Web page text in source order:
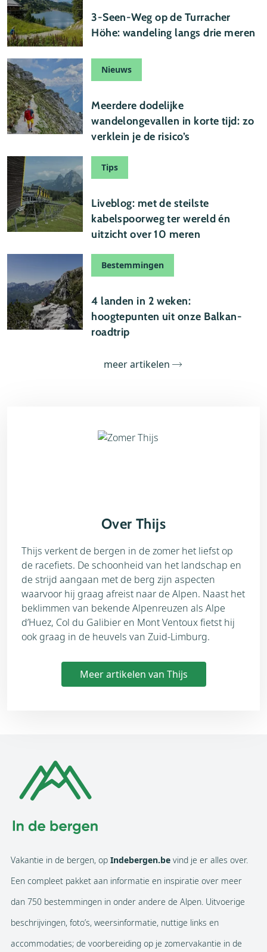
3-Seen-Weg op de Turracher
Höhe: wandeling langs drie meren
Nieuws
Meerdere dodelijke
wandelongevallen in korte tijd: zo
verklein je de risico’s
Tips
Liveblog: met de steilste
kabelspoorweg ter wereld én
uitzicht over 10 meren
Bestemmingen
4 landen in 2 weken:
hoogtepunten uit onze Balkan-
roadtrip
meer artikelen
Over Thijs
Thijs verkent de bergen in de zomer het liefst op
de racefiets. De schoonheid van het landschap en
de strijd aangaan met de berg zijn aspecten
waarvoor hij graag afreist naar de Alpen. Naast het
beklimmen van bekende Alpenreuzen als Alpe
d’Huez, Col du Galibier en Mont Ventoux fietst hij
ook graag in de heuvels van Zuid-Limburg.
Meer artikelen van Thijs
Vakantie in de bergen, op Indebergen.be vind je er alles over.
Een compleet pakket aan informatie en inspiratie over meer
dan 750 bestemmingen in onder andere de Alpen. Uitvoerige
beschrijvingen, foto’s, weersinformatie, nuttige links en
accommodaties; de voorbereiding op je zomervakantie in de